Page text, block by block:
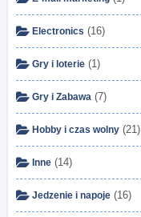
Electronics (16)
Gry i loterie (1)
Gry i Zabawa (7)
Hobby i czas wolny (21)
Inne (14)
Jedzenie i napoje (16)